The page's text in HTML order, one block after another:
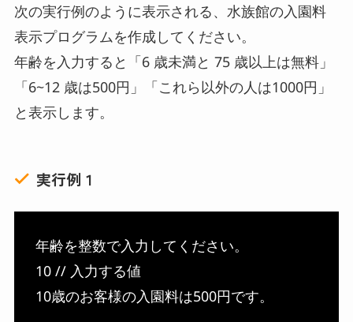
次の実行例のように表示される、水族館の入園料
表示プログラムを作成してください。
年齢を入力すると「6 歳未満と 75 歳以上は無料」
「6~12 歳は500円」「これら以外の人は1000円」
と表示します。
実行例１
年齢を整数で入力してください。
10 // 入力する値
10歳のお客様の入園料は500円です。